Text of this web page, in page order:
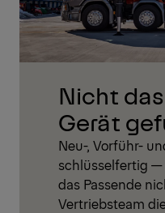
Nicht
Gerät
Neu-, Vorführ-
schlüsselfertig
das Passende
Vertriebsteam